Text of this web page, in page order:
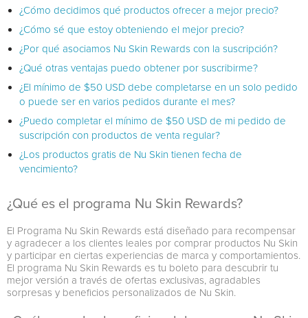
¿Cómo decidimos qué productos ofrecer a mejor precio?
¿Cómo sé que estoy obteniendo el mejor precio?
¿Por qué asociamos Nu Skin Rewards con la suscripción?
¿Qué otras ventajas puedo obtener por suscribirme?
¿El mínimo de $50 USD debe completarse en un solo pedido
o puede ser en varios pedidos durante el mes?
¿Puedo completar el mínimo de $50 USD de mi pedido de
suscripción con productos de venta regular?
¿Los productos gratis de Nu Skin tienen fecha de
vencimiento?
¿Qué es el programa Nu Skin Rewards?
El Programa Nu Skin Rewards está diseñado para recompensar
y agradecer a los clientes leales por comprar productos Nu Skin
y participar en ciertas experiencias de marca y comportamientos.
El programa Nu Skin Rewards es tu boleto para descubrir tu
mejor versión a través de ofertas exclusivas, agradables
sorpresas y beneficios personalizados de Nu Skin.